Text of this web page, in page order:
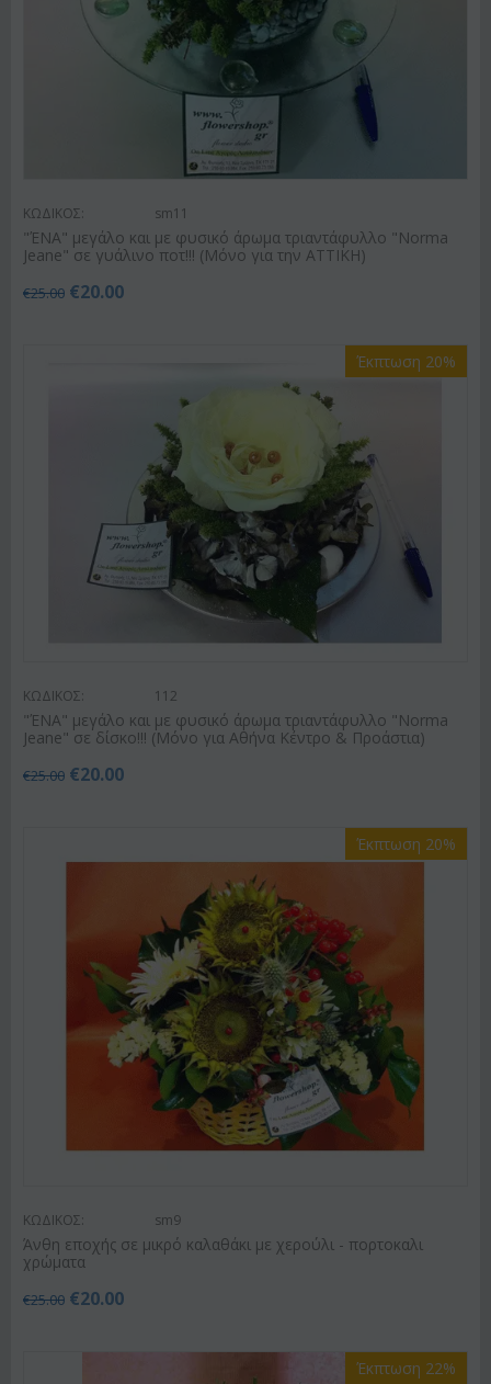
ΚΩΔΙΚΟΣ: sm11
"ΈΝΑ" μεγάλο και με φυσικό άρωμα τριαντάφυλλο "Norma
Jeane" σε γυάλινο ποτ!!! (Μόνο για την ΑΤΤΙΚΗ)
€25.00 €20.00
Έκπτωση 20%
ΚΩΔΙΚΟΣ: 112
"ΈΝΑ" μεγάλο και με φυσικό άρωμα τριαντάφυλλο "Norma
Jeane" σε δίσκο!!! (Μόνο για Αθήνα Κέντρο & Προάστια)
€25.00 €20.00
Έκπτωση 20%
ΚΩΔΙΚΟΣ: sm9
Άνθη εποχής σε μικρό καλαθάκι με χερούλι - πορτοκαλι
χρώματα
€25.00 €20.00
Έκπτωση 22%